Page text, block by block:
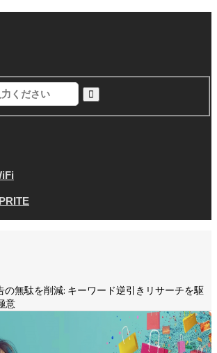
の無駄を削減: キーワード逆引きリサーチを駆
意